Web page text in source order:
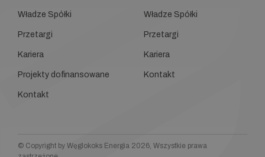
Władze Spółki
Przetargi
Kariera
Projekty dofinansowane
Kontakt
Władze Spółki
Przetargi
Kariera
Kontakt
© Copyright by Węglokoks Energia 2026, Wszystkie prawa